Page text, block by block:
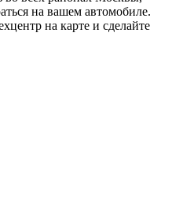
на вашем автомобиле.
на карте и сделайте